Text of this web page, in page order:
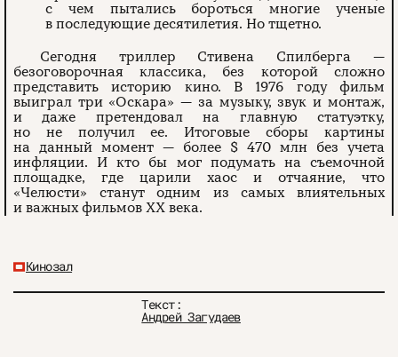
Кинозал
Текст:
Андрей Загудаев
с чем пытались бороться многие ученые
в последующие десятилетия. Но тщетно.
Сегодня триллер Стивена Спилберга —
безоговорочная классика, без которой сложно
представить историю кино. В 1976 году фильм
выиграл три «Оскара» — за музыку, звук и монтаж,
и даже претендовал на главную статуэтку,
но не получил ее. Итоговые сборы картины
на данный момент — более $ 470 млн без учета
инфляции. И кто бы мог подумать на съемочной
площадке, где царили хаос и отчаяние, что
«Челюсти» станут одним из самых влиятельных
и важных фильмов ХХ века.